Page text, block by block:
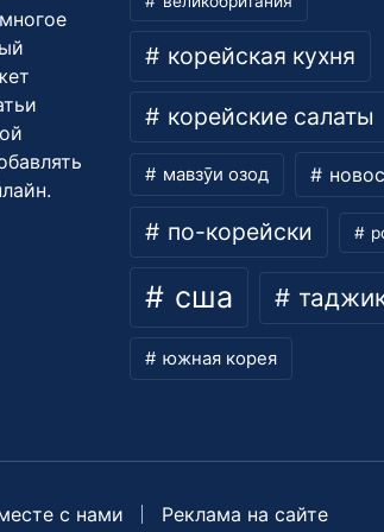
корейская кухня
корейские салаты
мавзӯи озод
по-корейски
сша
южная корея
с нами Реклама на сайте